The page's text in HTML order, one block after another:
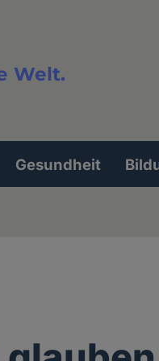
Welt.
Gesundheit